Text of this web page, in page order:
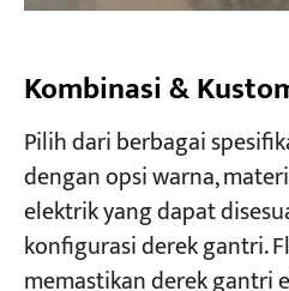
Kombinasi &
Pilih dari berbagai
dengan opsi warna,
elektrik yang dapat
konfigurasi derek gantri.
memastikan derek gantri